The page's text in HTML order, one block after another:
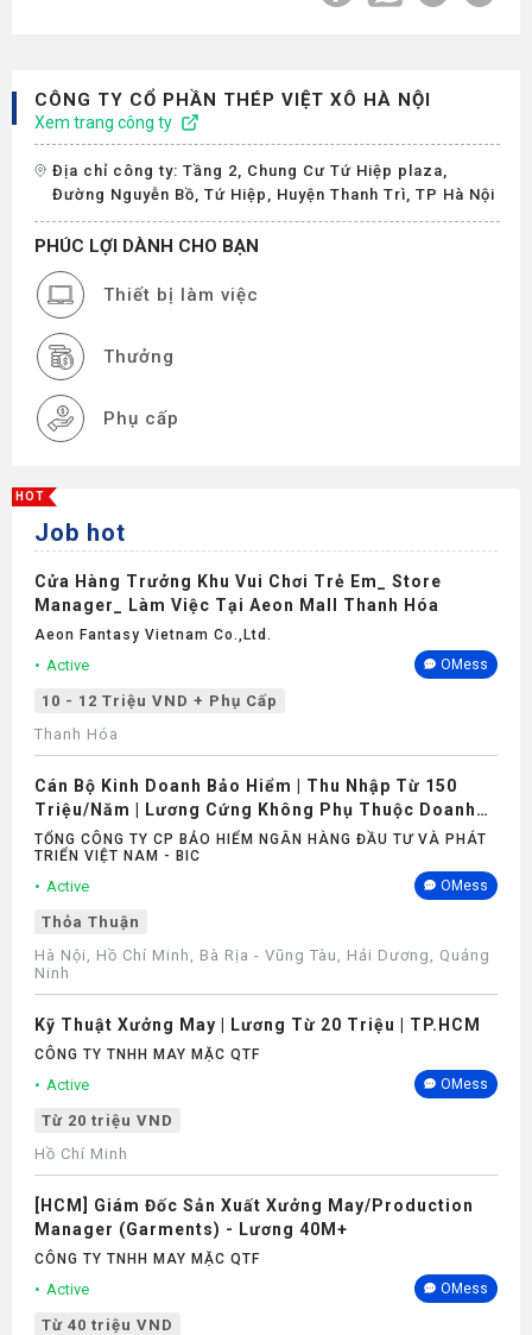
CÔNG TY CỔ PHẦN THÉP VIỆT XÔ HÀ NỘI
Xem trang công ty
Địa chỉ công ty: Tầng 2, Chung Cư Tứ Hiệp plaza,
Đường Nguyễn Bồ, Tứ Hiệp, Huyện Thanh Trì, TP Hà Nội
PHÚC LỢI DÀNH CHO BẠN
Thiết bị làm việc
Thưởng
Phụ cấp
Bảo hiểm
HOT
Job hot
Cửa Hàng Trưởng Khu Vui Chơi Trẻ Em_ Store
Manager_ Làm Việc Tại Aeon Mall Thanh Hóa
Aeon Fantasy Vietnam Co.,ltd.
Active OMess
10 - 12 Triệu VND + Phụ Cấp
Thanh Hóa
Cán Bộ Kinh Doanh Bảo Hiểm | Thu Nhập Từ 150
Triệu/Năm | Lương Cứng Không Phụ Thuộc Doanh
Số
TỔNG CÔNG TY CP BẢO HIỂM NGÂN HÀNG ĐẦU TƯ VÀ PHÁT
TRIỂN VIỆT NAM - BIC
Active OMess
Thỏa Thuận
Hà Nội, Hồ Chí Minh, Bà Rịa - Vũng Tàu, Hải Dương, Quảng
Ninh
Kỹ Thuật Xưởng May | Lương Từ 20 Triệu | TP.HCM
CÔNG TY TNHH MAY MẶC QTF
Active OMess
Từ 20 triệu VND
Hồ Chí Minh
[HCM] Giám Đốc Sản Xuất Xưởng May/Production
Manager (Garments) - Lương 40M+
CÔNG TY TNHH MAY MẶC QTF
Active OMess
Từ 40 triệu VND